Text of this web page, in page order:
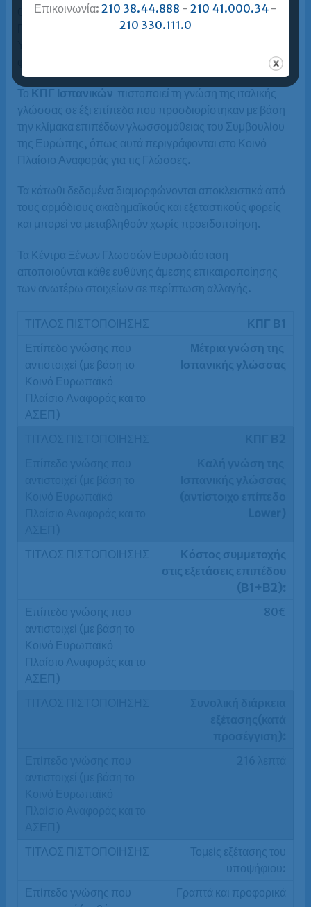
Οι εξετάσεις του ΚΠΓ διεξάγονται από τη Διεύθυνση
Πιστοποίησης της Γνώσης Ξένων Γλωσσών του
Το ΚΠΓ Ισπανικών πιστοποιεί τη γνώση της ιταλικής
γλώσσας σε έξι επίπεδα που προσδιορίστηκαν με βάση
την κλίμακα επιπέδων γλωσσομάθειας του Συμβουλίου
της Ευρώπης, όπως αυτά περιγράφονται στο Κοινό
Πλαίσιο Αναφοράς για τις Γλώσσες.
Τα κάτωθι δεδομένα διαμορφώνονται αποκλειστικά από
τους αρμόδιους ακαδημαϊκούς και εξεταστικούς φορείς
και μπορεί να μεταβληθούν χωρίς προειδοποίηση.
Τα Κέντρα Ξένων Γλωσσών Ευρωδιάσταση
αποποιούνται κάθε ευθύνης άμεσης επικαιροποίησης
των ανωτέρω στοιχείων σε περίπτωση αλλαγής.
ΚΠΓ Β1
Μέτρια γνώση της
Ισπανικής γλώσσας
Κόστος συμμετοχής
στις εξετάσεις επιπέδου
(Β1+Β2):
80€
Τομείς εξέτασης του
υποψήφιου:
Γραπτά και προφορικά
Επικοινωνία: 210 38.44.888 - 210 41.000.34 -
210 330.111.0